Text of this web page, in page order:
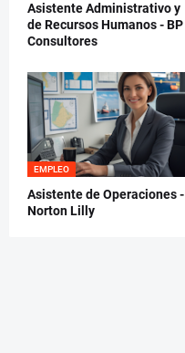
Asistente Administrativo y
de Recursos Humanos - BP
Consultores
EMPLEO
Asistente de Operaciones -
Norton Lilly